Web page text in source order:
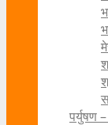
पर्युषण